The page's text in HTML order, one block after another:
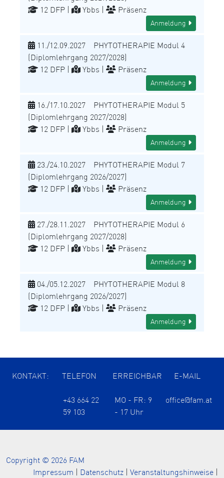
12 DFP |
Ybbs | Präsenz
Anmeldung
11./12.09.2027 PHYTOTHERAPIE Modul 4
(Diplomlehrgang 2027/2028)
12 DFP |
Ybbs | Präsenz
Anmeldung
16./17.10.2027 PHYTOTHERAPIE Modul 5
(Diplomlehrgang 2027/2028)
12 DFP |
Ybbs | Präsenz
Anmeldung
23./24.10.2027 PHYTOTHERAPIE Modul 7
(Diplomlehrgang 2026/2027)
12 DFP |
Ybbs | Präsenz
Anmeldung
27./28.11.2027 PHYTOTHERAPIE Modul 6
(Diplomlehrgang 2027/2028)
12 DFP |
Ybbs | Präsenz
Anmeldung
04./05.12.2027 PHYTOTHERAPIE Modul 8
(Diplomlehrgang 2026/2027)
12 DFP |
Ybbs | Präsenz
Anmeldung
KONTAKT: TELEFON ERREICHBAR E-MAIL
+43 664 22
59 103
MO - FR: 9
- 17 Uhr
office@fam.at
Copyright © 2026 FAM
Impressum | Datenschutz | Veranstaltungshinweise |